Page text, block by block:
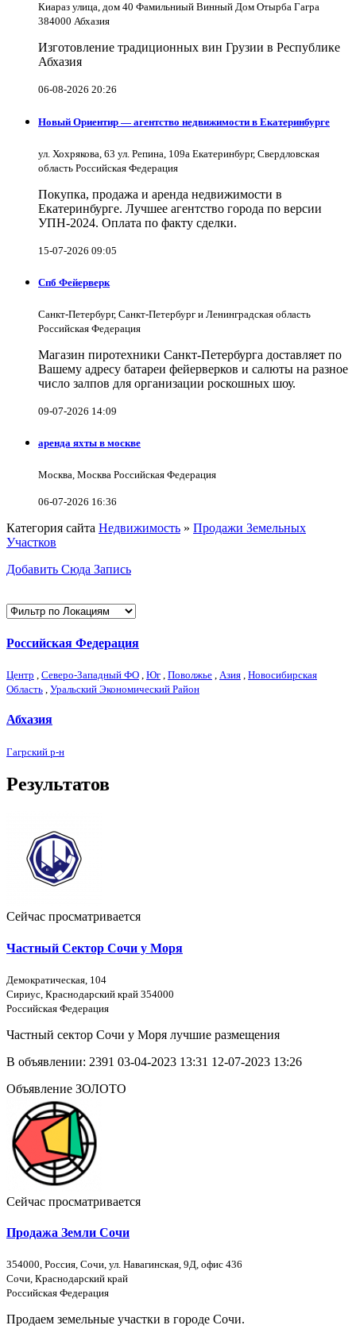
Киараз улица, дом 40 Фамильниый Винный Дом Отырба Гагра
384000 Абхазия
Изготовление традиционных вин Грузии в Республике
Абхазия
06-08-2026 20:26
Новый Ориентир — агентство недвижимости в Екатеринбурге
ул. Хохрякова, 63 ул. Репина, 109a Екатеринбург, Свердловская
область Российская Федерация
Покупка, продажа и аренда недвижимости в
Екатеринбурге. Лучшее агентство города по версии
УПН-2024. Оплата по факту сделки.
15-07-2026 09:05
Спб Фейерверк
Санкт-Петербург, Санкт-Петербург и Ленинградская область
Российская Федерация
Магазин пиротехники Санкт-Петербурга доставляет по
Вашему адресу батареи фейерверков и салюты на разное
число залпов для организации роскошных шоу.
09-07-2026 14:09
аренда яхты в москве
Москва, Москва Российская Федерация
06-07-2026 16:36
Категория сайта Недвижимость » Продажи Земельных
Участков
Добавить Сюда Запись
Российская Федерация
Центр , Северо-Западный ФО , Юг , Поволжье , Азия , Новосибирская
Область , Уральский Экономический Район
Абхазия
Гагрский р-н
Результатов
Сейчас просматривается
Частный Сектор Сочи у Моря
Демократическая, 104
Сириус, Краснодарский край 354000
Российская Федерация
Частный сектор Сочи у Моря лучшие размещения
В объявлении: 2391 03-04-2023 13:31 12-07-2023 13:26
Объявление ЗОЛОТО
Сейчас просматривается
Продажа Земли Сочи
354000, Россия, Сочи, ул. Навагинская, 9Д, офис 436
Сочи, Краснодарский край
Российская Федерация
Продаем земельные участки в городе Сочи.